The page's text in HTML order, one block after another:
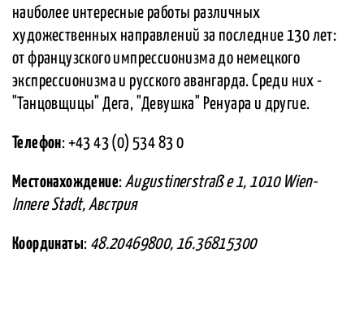
наиболее интересные работы различных
художественных направлений за последние 130 лет:
от французского импрессионизма до немецкого
экспрессионизма и русского авангарда. Среди них -
"Танцовщицы" Дега, "Девушка" Ренуара и другие.
Телефон: +43 43 (0) 534 83 0
Местонахождение: Augustinerstraß e 1, 1010 Wien-
Innere Stadt, Австрия
Координаты: 48.20469800, 16.36815300